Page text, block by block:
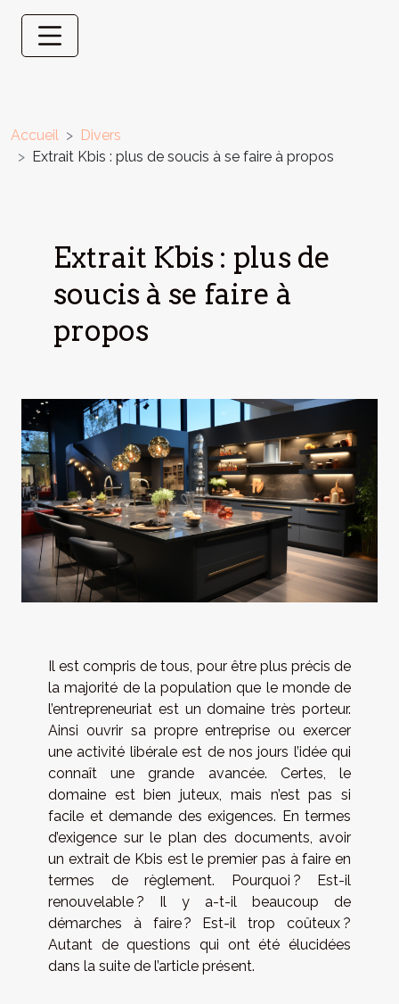
Accueil
Divers
Extrait Kbis : plus de soucis à se faire à propos
Extrait Kbis : plus de
soucis à se faire à
propos
Il est compris de tous, pour être plus précis de
la majorité de la population que le monde de
l’entrepreneuriat est un domaine très porteur.
Ainsi ouvrir sa propre entreprise ou exercer
une activité libérale est de nos jours l’idée qui
connaît une grande avancée. Certes, le
domaine est bien juteux, mais n’est pas si
facile et demande des exigences. En termes
d’exigence sur le plan des documents, avoir
un extrait de Kbis est le premier pas à faire en
termes de règlement. Pourquoi ? Est-il
renouvelable ? Il y a-t-il beaucoup de
démarches à faire ? Est-il trop coûteux ?
Autant de questions qui ont été élucidées
dans la suite de l’article présent.